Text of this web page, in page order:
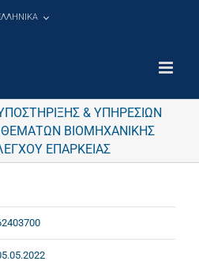
& ΥΠΗΡΕΣΙΩΝ
ΘΕΜΑΤΩΝ ΒΙΟΜΗΧΑΝΙΚΗΣ
ΕΠΑΡΚΕΙΑΣ